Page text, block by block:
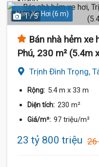
Hẻm Xe Hơi (6 m)
1 / 5
Bán nhà hẻm xe
Phú, 230 m² (5.4m
Trịnh Đình Trọng,
Rộng: 5.4 m x 33 m
Diện tích: 230 m²
Giá/m²: 97 triệu/m²
23 tỷ 800 triệu 26